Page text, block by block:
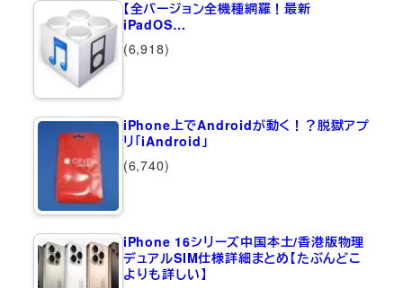
【全バージョン全機種網羅！最新
iPadOS…
(6,918)
iPhone上でAndroidが動く！？脱獄アプ
リ「iAndroid」
(6,740)
iPhone 16シリーズ中国本土/香港版物理
デュアルSIM仕様詳細まとめ【たぶんどこ
よりも詳しい】